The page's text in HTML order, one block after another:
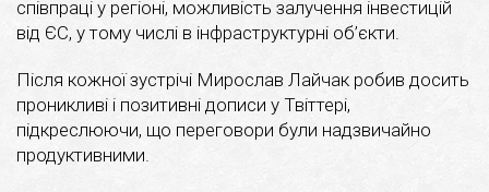
співпраці у регіоні, можливість залучення інвестицій
від ЄС, у тому числі в інфраструктурні об’єкти.
Після кожної зустрічі Мирослав Лайчак робив досить
проникливі і позитивні дописи у Твіттері,
підкреслюючи, що переговори були надзвичайно
продуктивними.